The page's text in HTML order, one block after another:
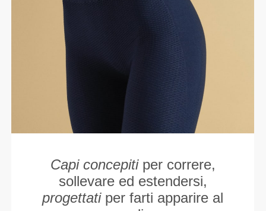
Capi concepitiper correre,
sollevare ed estendersi,
progettatiper farti apparire al